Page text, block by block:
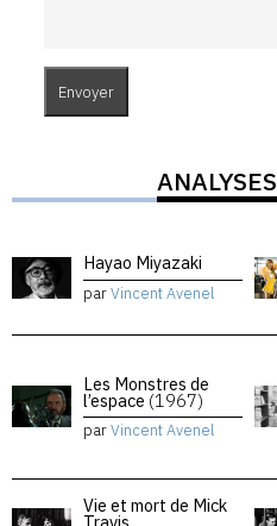
ANALYSES
Hayao Miyazaki
parVincent Avenel
Les Monstres de
l’espace (1967)
parVincent Avenel
Vie et mort de Mick